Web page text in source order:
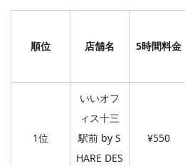
順位 店舗名 5時間料金
1位
いいオフ
ィス十三
駅前 by S
HARE DES
¥550